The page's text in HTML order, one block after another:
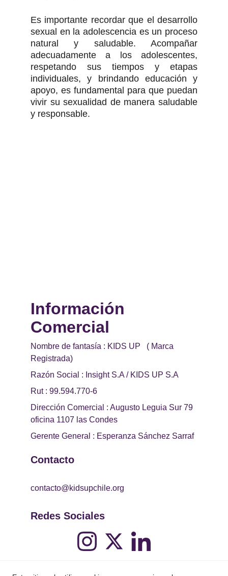
Es importante recordar que el desarrollo
sexual en la adolescencia es un proceso
natural y saludable. Acompañar
adecuadamente a los adolescentes,
respetando sus tiempos y etapas
individuales, y brindando educación y
apoyo, es fundamental para que puedan
vivir su sexualidad de manera saludable
y responsable.
Contacto
contacto@kidsupchile.org
Redes Sociales
Información
Comercial
Nombre de fantasía : KIDS UP   ( Marca
Registrada)
Razón Social : Insight S.A / KIDS UP S.A
Rut : 99.594.770-6
Dirección Comercial : Augusto Leguia Sur 79
oficina 1107 las Condes
Gerente General : Esperanza Sánchez Sarraf